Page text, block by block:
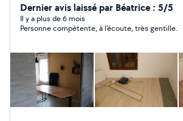
Dernier avis laissé par Béatrice : 5/5
Il y a plus de 6 mois
Personne compétente, à l'écoute, très gentille.